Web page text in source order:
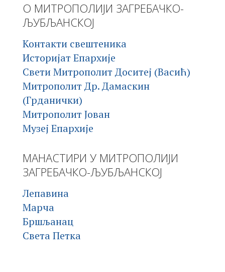
О МИТРОПОЛИЈИ ЗАГРЕБАЧКО-
ЉУБЉАНСКОЈ
Контакти свештеника
Историјат Епархије
Свети Митрополит Доситеј (Васић)
Митрополит Др. Дамаскин
(Грданички)
Митрополит Јован
Музеј Епархије
МАНАСТИРИ У МИТРОПОЛИЈИ
ЗАГРЕБАЧКО-ЉУБЉАНСКОЈ
Лепавина
Марча
Бршљанац
Света Петка